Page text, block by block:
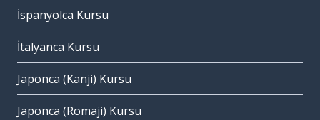
İspanyolca Kursu
İtalyanca Kursu
Japonca (Kanji) Kursu
Japonca (Romaji) Kursu